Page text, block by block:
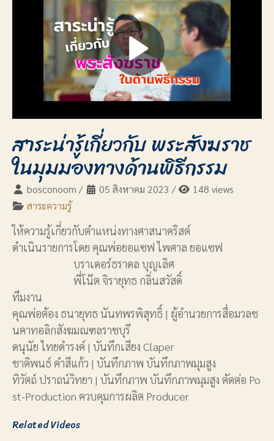
สาระน่ารู้เกี่ยวกับ พระสังฆราช
ในมุมมองทางด้านพิธีกรรม
bosconoom / 05 สิงหาคม 2023 /
148 views
สาระความรู้
ให้ความรู้เกี่ยวกับตำแหน่งทางศาสนาคริสต์
ดำเนินรายการโดย คุณพ่อยอแซฟ ไพศาล ยอแซฟ
บราเดอร์ธราดล บุญเลิศ
พี่โน๊ต จิรายุทธ กลิ่นสวัสดิ์
ทีมงาน
คุณพ่อต้อง ธนายุทธ นันทพรพิสุทธิ์ | ผู้อำนวยการสื่อมวลช
นคาทอลิกสังฆมณฑลราชบุรี
ดนุนัย ไทยดำรงค์ | บันทึกเสียง Claper
ชาติพนธ์ คำสีแก้ว | บันทึกภาพ บันทึกภาพมุมสูง
ทิวัตถ์ ปราถน์วิทยา | บันทึกภาพ บันทึกภาพมุมสูง ตัดต่อ Po
st-Production ควบคุมการผลิต Producer
Related Videos